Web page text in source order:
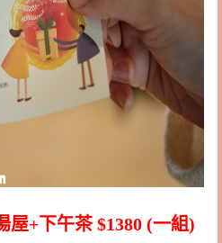
屋+下午茶 $1380 (一組)